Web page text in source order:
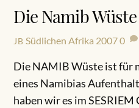
Die Namib Wüste
JB Südlichen Afrika 20070
Die NAMIB Wüste ist für
eines Namibias
haben wir es im